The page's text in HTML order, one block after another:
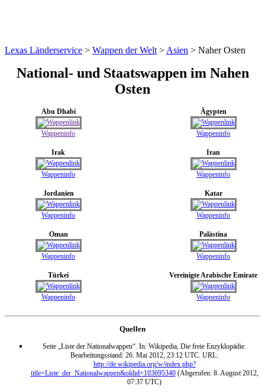
Lexas Länderservice > Wappen der Welt > Asien > Naher Osten
National- und Staatswappen im Nahen
Osten
Abu Dhabi
Wappeninfo
Ägypten
Wappeninfo
Irak
Wappeninfo
Iran
Wappeninfo
Jordanien
Wappeninfo
Katar
Wappeninfo
Oman
Wappeninfo
Palästina
Wappeninfo
Türkei
Wappeninfo
Vereinigte Arabische Emirate
Wappeninfo
Quellen
Seite „Liste der Nationalwappen“. In: Wikipedia, Die freie Enzyklopädie.
Bearbeitungsstand: 26. Mai 2012, 23:12 UTC. URL:
http://de.wikipedia.org/w/index.php?
title=Liste_der_Nationalwappen&oldid=103695340(Abgerufen: 8. August 2012,
07:37 UTC)